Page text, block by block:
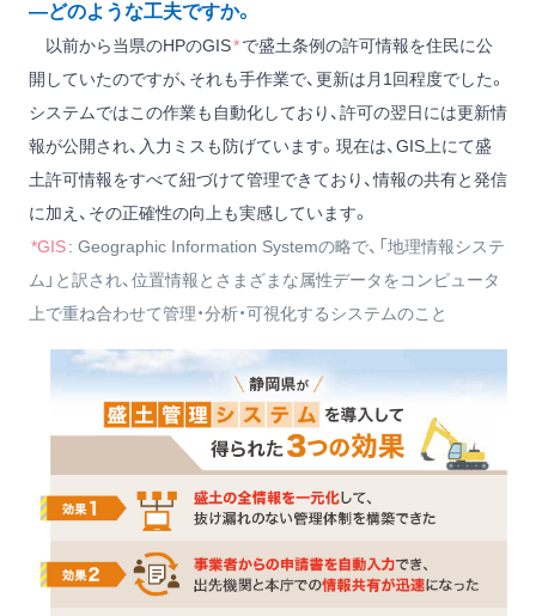
―どのような工夫ですか。
以前から当県のHPのGIS*で盛土条例の許可情報を住民に公
開していたのですが、それも手作業で、更新は月1回程度でした。
システムではこの作業も自動化しており、許可の翌日には更新情
報が公開され、入力ミスも防げています。現在は、GIS上にて盛
土許可情報をすべて紐づけて管理できており、情報の共有と発信
に加え、その正確性の向上も実感しています。
*GIS: Geographic Information Systemの略で、「地理情報システ
ム」と訳され、位置情報とさまざまな属性データをコンピュータ
上で重ね合わせて管理・分析・可視化するシステムのこと